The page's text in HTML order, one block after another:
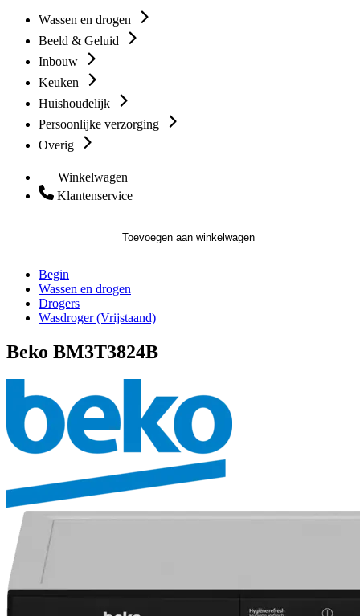
Wassen en drogen
Beeld & Geluid
Inbouw
Keuken
Huishoudelijk
Persoonlijke verzorging
Overig
Winkelwagen
Klantenservice
Toevoegen aan winkelwagen
Begin
Wassen en drogen
Drogers
Wasdroger (Vrijstaand)
Beko BM3T3824B